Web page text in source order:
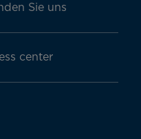
Sie uns
center